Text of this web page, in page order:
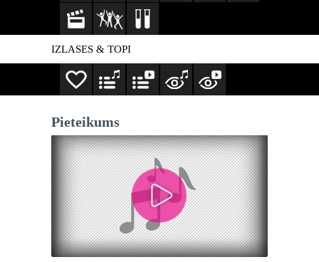
IZLASES & TOPI
Pieteikums